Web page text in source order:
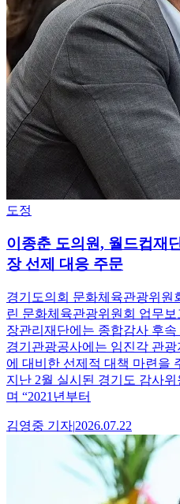
도정
이종춘 도의원, 월드컵재
장 선제 대응 주문
경기도의회 문화체육관광위원
린 문화체육관광위원회 업무
장관리재단에는 종합감사 후
경기관광공사에는 임진각 관
에 대비한 선제적 대책 마련을
지난 2월 실시된 경기도 감사
며 “2021년부터
김영중 기자|2026.07.22